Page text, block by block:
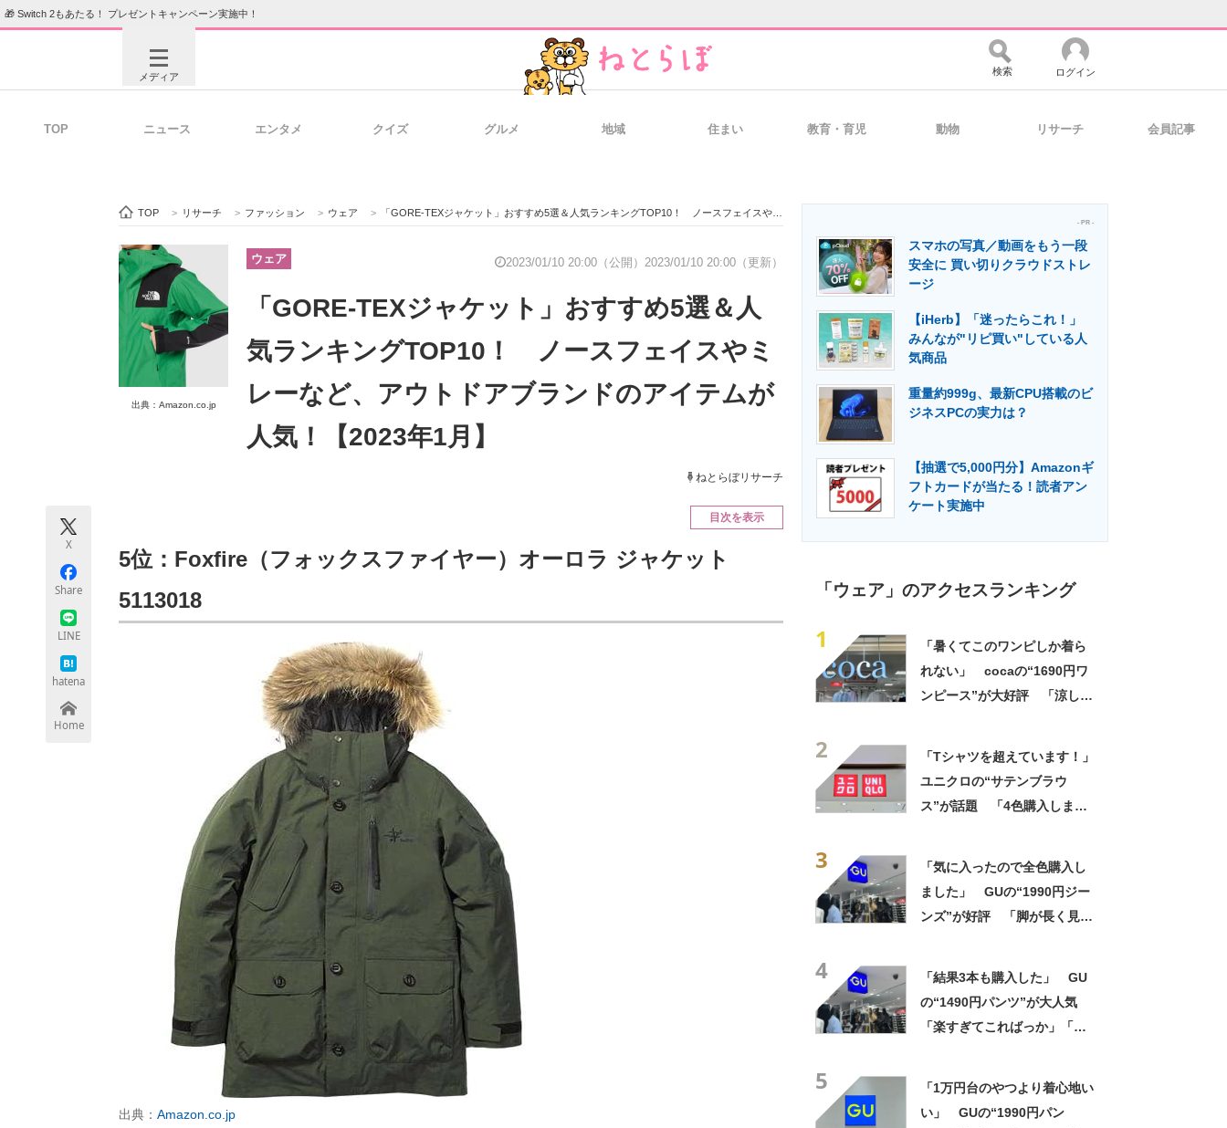
🎁 Switch 2もあたる！ プレゼントキャンペーン実施中！
メディア
ビジネスと働き方のヒント 経営リーダーのコミュニティ マーケ×ITの今がよく分かる
ITエンジニア向け専門サイト 製造業のIT導入・活用を支援
モノづくり技術者専門サイト エレクトロニクス専門サイト エネルギーの専門メディア 建設×テクノロジーの最前線
検索 ログイン
TOP ニュース エンタメ クイズ グルメ 地域 住まい 教育・育児 動物 リサーチ 会員記事
TOP > リサーチ > ファッション > ウェア > 「GORE-TEXジャケット」おすすめ5選＆人気ランキングTOP10！ ノースフェイスやミレーなど、アウトドアブランドのアイテムが人気！【2023年1月】
出典：Amazon.co.jp
ウェア 2023/01/10 20:00（公開） 2023/01/10 20:00（更新）
「GORE-TEXジャケット」おすすめ5選＆人
気ランキングTOP10！ ノースフェイスやミ
レーなど、アウトドアブランドのアイテムが
人気！【2023年1月】
ねとらぼリサーチ
X
Share
LINE
hatena
Home
目次を表示
5位：Foxfire（フォックスファイヤー）オーロラ ジャケット
5113018
出典： Amazon.co.jp
- PR -
スマホの写真／動画をもう一段
安全に 買い切りクラウドストレ
ージ
【iHerb】「迷ったらこれ！」
みんなが"リピ買い"している人
気商品
重量約999g、最新CPU搭載のビ
ジネスPCの実力は？
【抽選で5,000円分】Amazonギ
フトカードが当たる！読者アン
ケート実施中
「ウェア」のアクセスランキング
1
「暑くてこのワンピしか着ら
れない」 cocaの“1690円ワ
ンピース”が大好評 「涼しく
2
「Tシャツを超えています！」
ユニクロの“サテンブラウ
ス”が話題 「4色購入しまし
3
「気に入ったので全色購入し
ました」 GUの“1990円ジー
ンズ”が好評 「脚が長く見え
4
「結果3本も購入した」 GU
の“1490円パンツ”が大人気
「楽すぎてこればっか」「洗
5
「1万円台のやつより着心地い
い」 GUの“1990円パン